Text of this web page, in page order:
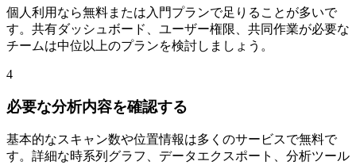
個人利用なら無料または入門プランで足りることが多いで
す。共有ダッシュボード、ユーザー権限、共同作業が必要な
チームは中位以上のプランを検討しましょう。
4
必要な分析内容を確認する
基本的なスキャン数や位置情報は多くのサービスで無料で
す。詳細な時系列グラフ、データエクスポート、分析ツール